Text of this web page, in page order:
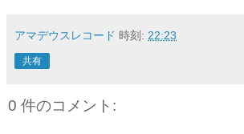
アマデウスレコード 時刻: 22:23
共有
0 件のコメント: